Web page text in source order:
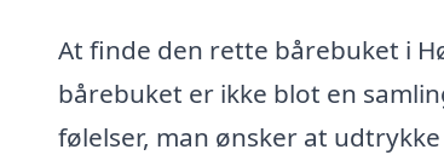
At finde den rette bårebuket i
bårebuket er ikke blot en
følelser, man ønsker at